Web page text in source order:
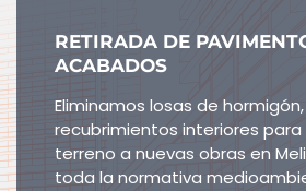
RETIRADA DE
ACABADOS
Eliminamos losas de
recubrimientos interiores para
terreno a nuevas obras en
toda la normativa